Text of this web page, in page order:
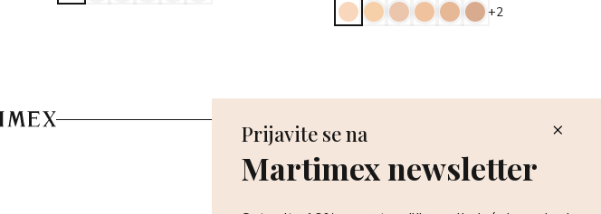
+2
Poslovnice
Povrat i reklamacija
Dostava i isporuka
Prijavite se na
Martimex newsletter